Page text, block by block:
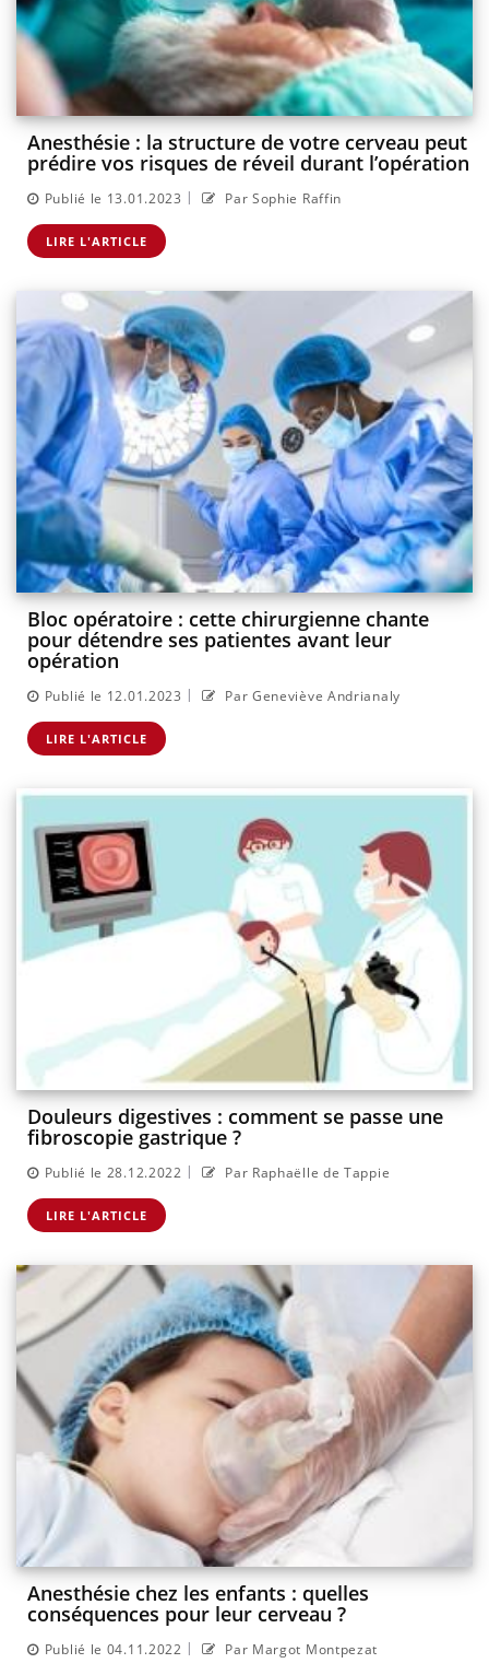
Anesthésie : la structure de votre cerveau peut
prédire vos risques de réveil durant l’opération
Publié le 13.01.2023 | Par Sophie Raffin
LIRE L'ARTICLE
Bloc opératoire : cette chirurgienne chante
pour détendre ses patientes avant leur
opération
Publié le 12.01.2023 | Par Geneviève Andrianaly
LIRE L'ARTICLE
Douleurs digestives : comment se passe une
fibroscopie gastrique ?
Publié le 28.12.2022 | Par Raphaëlle de Tappie
LIRE L'ARTICLE
Anesthésie chez les enfants : quelles
conséquences pour leur cerveau ?
Publié le 04.11.2022 | Par Margot Montpezat